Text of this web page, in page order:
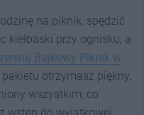
na piknik, spędzić
kiełbaski przy ognisku, a
Bajkowy Piknik w
otrzymasz piękny,
wszystkim, co